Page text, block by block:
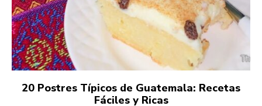
20 Postres Típicos de Guatemala: Recetas
Fáciles y Ricas